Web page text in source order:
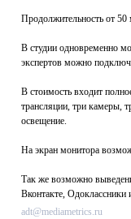
Продолжительность от 50
В студии одновременно
экспертов можно
В стоимость входит
трансляции, три камеры,
освещение.
На экран монитора
Так же возможно
Вконтакте, Одоклассники
adt@mediametrics.ru